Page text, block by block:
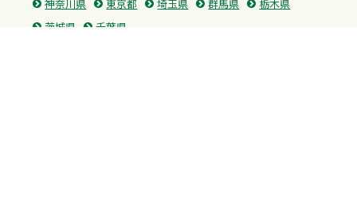
神奈川県 東京都 埼玉県 群馬県
栃木県
茨城県
千葉県